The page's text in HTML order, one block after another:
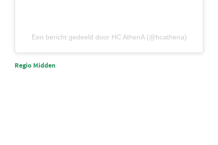
Een bericht gedeeld door HC AthenA (@hcathena)
Regio Midden